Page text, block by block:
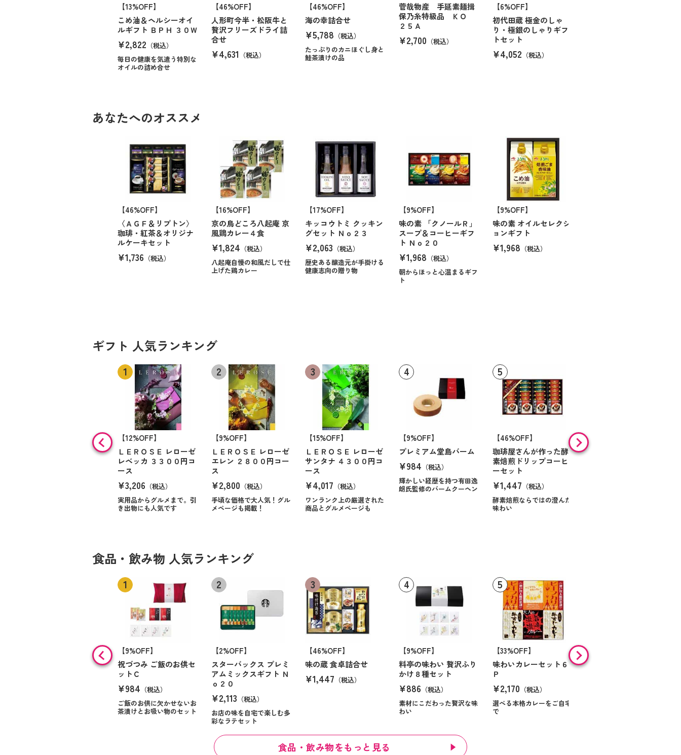
【13%OFF】
こめ油＆ヘルシーオイ
ルギフト ＢＰＨ ３０Ｗ
¥2,822 （税込）
毎日の健康を気遣う特別な
オイルの詰め合せ
【46%OFF】
人形町今半・松阪牛と
贅沢フリーズドライ詰
合せ
¥4,631 （税込）
【46%OFF】
海の幸詰合せ
¥5,788 （税込）
たっぷりのカニほぐし身と
鮭茶漬けの品
菅哉物産 手延素麺揖
保乃糸特級品 ＫＯ
２５Ａ
¥2,700 （税込）
【6%OFF】
初代田蔵 極金のしゃ
り・極銀のしゃりギフ
トセット
¥4,052 （税込）
あなたへのオススメ
【46%OFF】
〈ＡＧＦ＆リプトン〉
珈琲・紅茶＆オリジナ
ルケーキセット
¥1,736 （税込）
【16%OFF】
京の鳥どころ八起庵 京
風鶏カレー４食
¥1,824 （税込）
八起庵自慢の和風だしで仕
上げた鶏カレー
【17%OFF】
キッコウトミ クッキン
グセット Ｎｏ２３
¥2,063 （税込）
歴史ある醸造元が手掛ける
健康志向の贈り物
【9%OFF】
味の素 「クノールＲ」
スープ＆コーヒーギフ
ト Ｎｏ２０
¥1,968 （税込）
朝からほっと心温まるギフ
ト
【9%OFF】
味の素 オイルセレクシ
ョンギフト
¥1,968 （税込）
ギフト 人気ランキング
【12%OFF】
ＬＥＲＯＳＥ レローゼ
レベッカ ３３００円コ
ース
¥3,206 （税込）
実用品からグルメまで。引
き出物にも人気です
【9%OFF】
ＬＥＲＯＳＥ レローゼ
エレン ２８００円コー
ス
¥2,800 （税込）
手頃な価格で大人気！グル
メページも掲載！
【15%OFF】
ＬＥＲＯＳＥ レローゼ
サンタナ ４３００円コ
ース
¥4,017 （税込）
ワンランク上の厳選された
商品とグルメページも
【9%OFF】
プレミアム堂島バーム
¥984 （税込）
輝かしい経歴を持つ有田逸
朗氏監修のバームクーヘン
【46%OFF】
珈琲屋さんが作った酵
素焙煎ドリップコーヒ
ーセット
¥1,447 （税込）
酵素焙煎ならではの澄んだ
味わい
【9%OFF】
アラン・ド・パリ ショ
食品・飲み物 人気ランキング
【9%OFF】
祝づつみ ご飯のお供セ
ットＣ
¥984 （税込）
ご飯のお供に欠かせないお
茶漬けとお吸い物のセット
【2%OFF】
スターバックス プレミ
アムミックスギフト Ｎ
ｏ２０
¥2,113 （税込）
お店の味を自宅で楽しむ多
彩なラテセット
【46%OFF】
味の蔵 食卓詰合せ
¥1,447 （税込）
【9%OFF】
料亭の味わい 贅沢ふり
かけ８種セット
¥886 （税込）
素材にこだわった贅沢な味
わい
【33%OFF】
味わいカレーセット６
Ｐ
¥2,170 （税込）
選べる本格カレーをご自宅
で
【9%OFF】
味の素 「クノールＲ」
食品・飲み物をもっと見る